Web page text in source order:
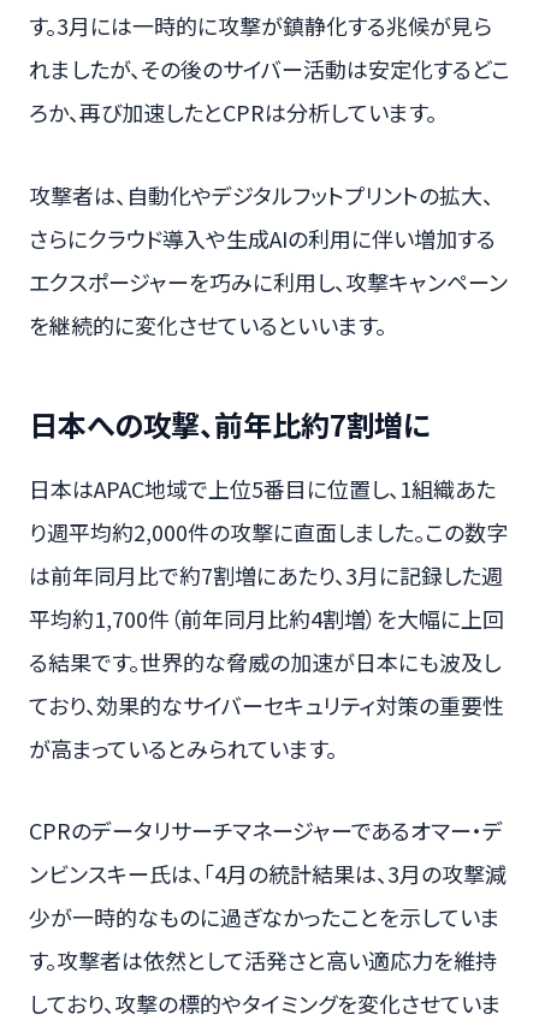
す。3月には一時的に攻撃が鎮静化する兆候が見ら
れましたが、その後のサイバー活動は安定化するどこ
ろか、再び加速したとCPRは分析しています。
攻撃者は、自動化やデジタルフットプリントの拡大、
さらにクラウド導入や生成AIの利用に伴い増加する
エクスポージャーを巧みに利用し、攻撃キャンペーン
を継続的に変化させているといいます。
日本への攻撃、前年比約7割増に
日本はAPAC地域で上位5番目に位置し、1組織あた
り週平均約2,000件の攻撃に直面しました。この数字
は前年同月比で約7割増にあたり、3月に記録した週
平均約1,700件（前年同月比約4割増）を大幅に上回
る結果です。世界的な脅威の加速が日本にも波及し
ており、効果的なサイバーセキュリティ対策の重要性
が高まっているとみられています。
CPRのデータリサーチマネージャーであるオマー・デ
ンビンスキー氏は、「4月の統計結果は、3月の攻撃減
少が一時的なものに過ぎなかったことを示していま
す。攻撃者は依然として活発さと高い適応力を維持
しており、攻撃の標的やタイミングを変化させていま